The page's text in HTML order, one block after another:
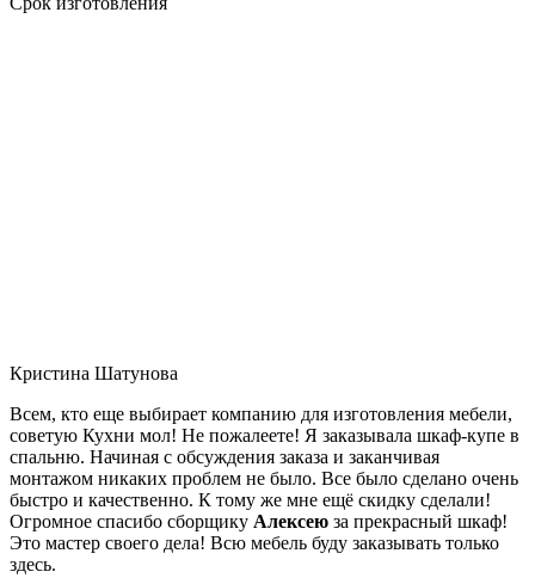
Кристина Шатунова
Всем, кто еще выбирает компанию для изготовления мебели,
советую Кухни мол! Не пожалеете! Я заказывала шкаф-купе в
спальню. Начиная с обсуждения заказа и заканчивая
монтажом никаких проблем не было. Все было сделано очень
быстро и качественно. К тому же мне ещё скидку сделали!
Огромное спасибо сборщику Алексею за прекрасный шкаф!
Это мастер своего дела! Всю мебель буду заказывать только
здесь.